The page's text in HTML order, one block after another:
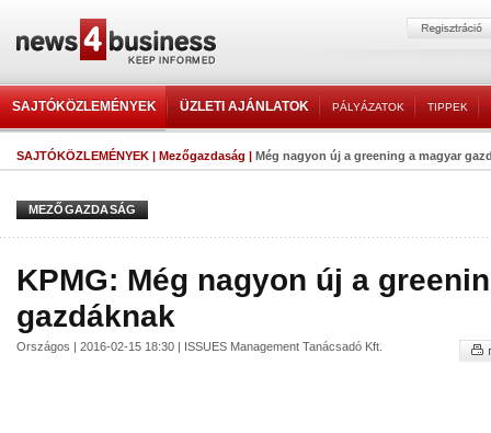
SAJTÓKÖZLEMÉNYEK ÜZLETI AJÁNLATOK PÁLYÁZATOK TIPPEK
SAJTÓKÖZLEMÉNYEK | Mezőgazdaság | Még nagyon új a greening a magyar
MEZŐGAZDASÁG
KPMG: Még nagyon új a
gazdáknak
Országos | 2016-02-15 18:30 | ISSUES Management Tanácsadó Kft.